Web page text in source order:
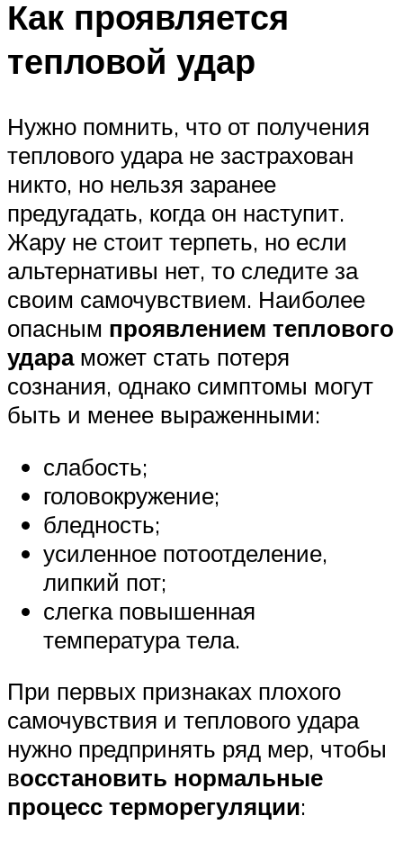
Как проявляется
тепловой удар
Нужно помнить, что от получения
теплового удара не застрахован
никто, но нельзя заранее
предугадать, когда он наступит.
Жару не стоит терпеть, но если
альтернативы нет, то следите за
своим самочувствием. Наиболее
опасным проявлением теплового
удараможет стать потеря
сознания, однако симптомы могут
быть и менее выраженными:
слабость;
головокружение;
бледность;
усиленное потоотделение,
липкий пот;
слегка повышенная
температура тела.
При первых признаках плохого
самочувствия и теплового удара
нужно предпринять ряд мер, чтобы
восстановить нормальные
процесс терморегуляции: